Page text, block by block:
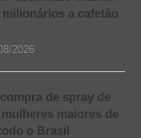
a cafetão
2026
de spray de
maiores de
o Brasil